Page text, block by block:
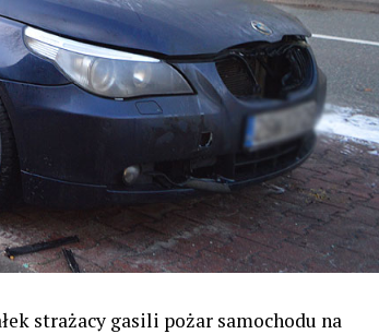
strażacy gasili pożar samochodu na